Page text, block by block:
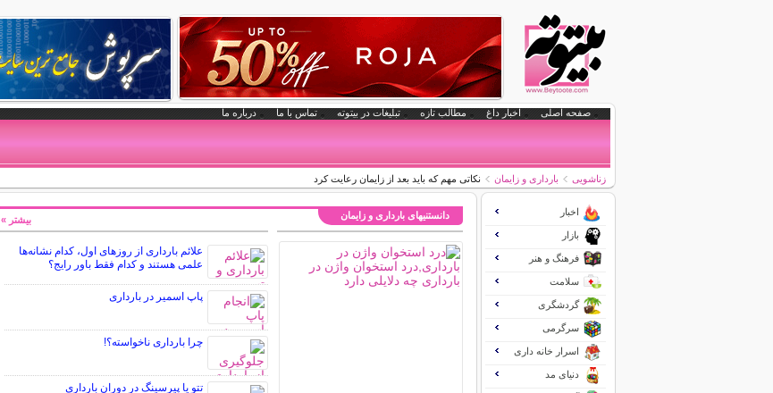
صفحه اصلی اخبار داغ مطالب تازه تبلیغات در بیتوته تماس با ما درباره ما
زناشویی بارداری و زایمان نکاتی مهم که باید بعد از زایمان رعایت کرد
دانستنیهای بارداری و زایمان
علائم بارداری از روزهای اول، کدام نشانه‌ها
علمی هستند و کدام فقط باور رایج؟
پاپ اسمیر در بارداری
چرا بارداری ناخواسته؟!
تتو یا پیرسینگ در دوران بارداری
بیشتر »
اخبار
بازار
فرهنگ و هنر
سلامت
گردشگری
سرگرمی
اسرار خانه داری
دنیای مد